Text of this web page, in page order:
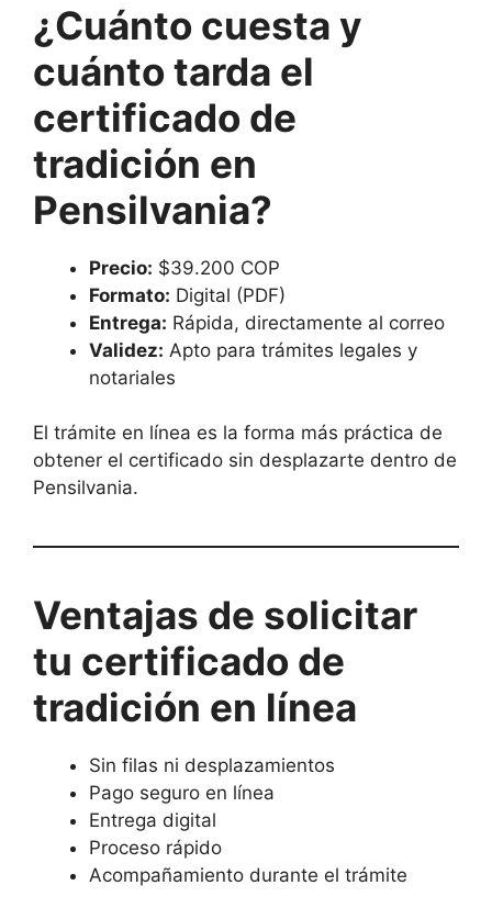
¿Cuánto cuesta y
cuánto tarda el
certificado de
tradición en
Pensilvania?
Precio: $39.200 COP
Formato: Digital (PDF)
Entrega: Rápida, directamente al correo
Validez: Apto para trámites legales y
notariales
El trámite en línea es la forma más práctica de
obtener el certificado sin desplazarte dentro de
Pensilvania.
Ventajas de solicitar
tu certificado de
tradición en línea
Sin filas ni desplazamientos
Pago seguro en línea
Entrega digital
Proceso rápido
Acompañamiento durante el trámite